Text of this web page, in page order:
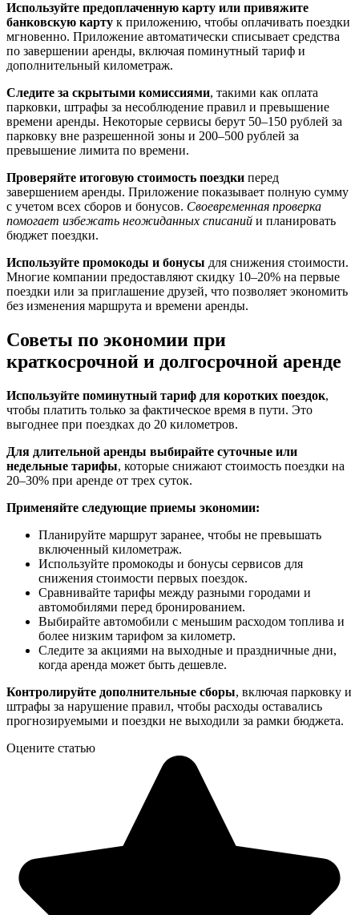
Используйте предоплаченную карту или привяжите
банковскую карту к приложению, чтобы оплачивать поездки
мгновенно. Приложение автоматически списывает средства
по завершении аренды, включая поминутный тариф и
дополнительный километраж.
Следите за скрытыми комиссиями, такими как оплата
парковки, штрафы за несоблюдение правил и превышение
времени аренды. Некоторые сервисы берут 50–150 рублей за
парковку вне разрешенной зоны и 200–500 рублей за
превышение лимита по времени.
Проверяйте итоговую стоимость поездки перед
завершением аренды. Приложение показывает полную сумму
с учетом всех сборов и бонусов. Своевременная проверка
помогает избежать неожиданных списаний и планировать
бюджет поездки.
Используйте промокоды и бонусы для снижения стоимости.
Многие компании предоставляют скидку 10–20% на первые
поездки или за приглашение друзей, что позволяет экономить
без изменения маршрута и времени аренды.
Советы по экономии при
краткосрочной и долгосрочной аренде
Используйте поминутный тариф для коротких поездок,
чтобы платить только за фактическое время в пути. Это
выгоднее при поездках до 20 километров.
Для длительной аренды выбирайте суточные или
недельные тарифы, которые снижают стоимость поездки на
20–30% при аренде от трех суток.
Применяйте следующие приемы экономии:
Планируйте маршрут заранее, чтобы не превышать
включенный километраж.
Используйте промокоды и бонусы сервисов для
снижения стоимости первых поездок.
Сравнивайте тарифы между разными городами и
автомобилями перед бронированием.
Выбирайте автомобили с меньшим расходом топлива и
более низким тарифом за километр.
Следите за акциями на выходные и праздничные дни,
когда аренда может быть дешевле.
Контролируйте дополнительные сборы, включая парковку и
штрафы за нарушение правил, чтобы расходы оставались
прогнозируемыми и поездки не выходили за рамки бюджета.
Оцените статью